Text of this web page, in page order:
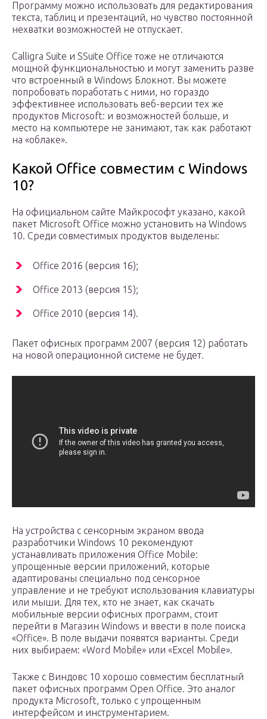
Программу можно использовать для редактирования
текста, таблиц и презентаций, но чувство постоянной
нехватки возможностей не отпускает.
Calligra Suite и SSuite Office тоже не отличаются
мощной функциональностью и могут заменить разве
что встроенный в Windows Блокнот. Вы можете
попробовать поработать с ними, но гораздо
эффективнее использовать веб-версии тех же
продуктов Microsoft: и возможностей больше, и
место на компьютере не занимают, так как работают
на «облаке».
Какой Office совместим с Windows
10?
На официальном сайте Майкрософт указано, какой
пакет Microsoft Office можно установить на Windows
10. Среди совместимых продуктов выделены:
Office 2016 (версия 16);
Office 2013 (версия 15);
Office 2010 (версия 14).
Пакет офисных программ 2007 (версия 12) работать
на новой операционной системе не будет.
На устройства с сенсорным экраном ввода
разработчики Windows 10 рекомендуют
устанавливать приложения Office Mobile:
упрощенные версии приложений, которые
адаптированы специально под сенсорное
управление и не требуют использования клавиатуры
или мыши. Для тех, кто не знает, как скачать
мобильные версии офисных программ, стоит
перейти в Магазин Windows и ввести в поле поиска
«Office». В поле выдачи появятся варианты. Среди
них выбираем: «Word Mobile» или «Excel Mobile».
Также с Виндовс 10 хорошо совместим бесплатный
пакет офисных программ Open Office. Это аналог
продукта Microsoft, только с упрощенным
интерфейсом и инструментарием.